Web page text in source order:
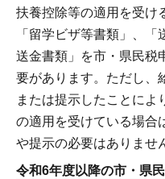
扶養控除等の適用を受け
「留学ビザ等書類」、
送金書類」を市・県民税
要があります。ただし、
または提示したことによ
の適用を受けている場合
や提示の必要はありませ
令和6年度以降の市・県